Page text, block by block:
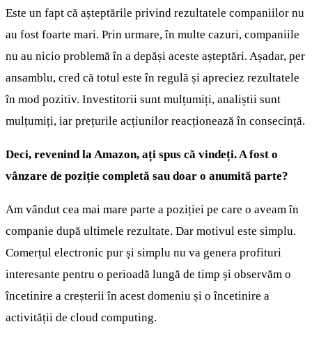
Este un fapt că așteptările privind rezultatele companiilor nu
au fost foarte mari. Prin urmare, în multe cazuri, companiile
nu au nicio problemă în a depăși aceste așteptări. Așadar, per
ansamblu, cred că totul este în regulă și apreciez rezultatele
în mod pozitiv. Investitorii sunt mulțumiți, analiștii sunt
mulțumiți, iar prețurile acțiunilor reacționează în consecință.
Deci, revenind la Amazon, ați spus că vindeți. A fost o
vânzare de poziție completă sau doar o anumită parte?
Am vândut cea mai mare parte a poziției pe care o aveam în
companie după ultimele rezultate. Dar motivul este simplu.
Comerțul electronic pur și simplu nu va genera profituri
interesante pentru o perioadă lungă de timp și observăm o
încetinire a creșterii în acest domeniu și o încetinire a
activității de cloud computing.